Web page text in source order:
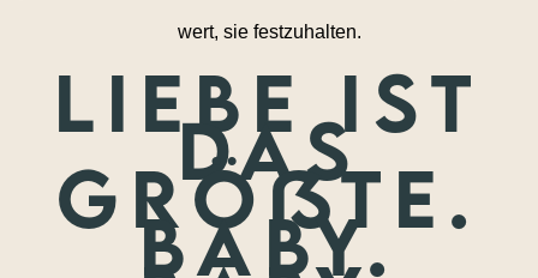
wert, sie festzuhalten.
Liebe ist
das
größte.
Baby.